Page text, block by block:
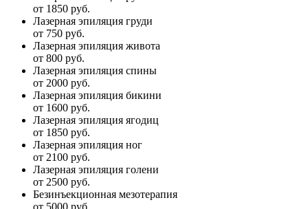
от 1850 руб.
Лазерная эпиляция груди
от 750 руб.
Лазерная эпиляция живота
от 800 руб.
Лазерная эпиляция спины
от 2000 руб.
Лазерная эпиляция бикини
от 1600 руб.
Лазерная эпиляция ягодиц
от 1850 руб.
Лазерная эпиляция ног
от 2100 руб.
Лазерная эпиляция голени
от 2500 руб.
Безинъекционная мезотерапия
от 5000 руб.